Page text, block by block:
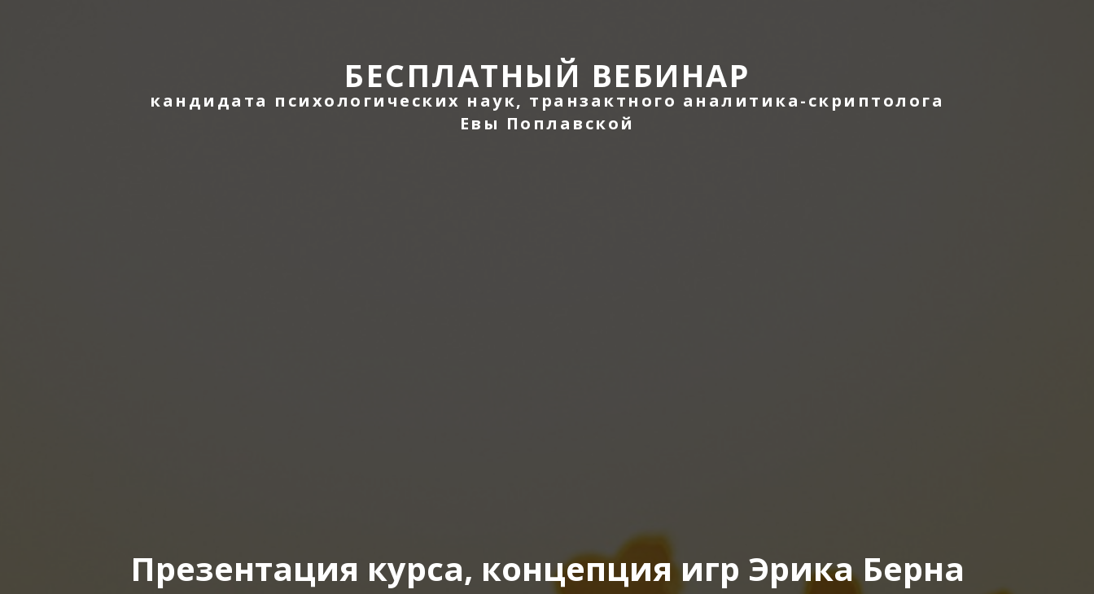
БЕСПЛАТНЫЙ ВЕБИНАР
кандидата психологических наук, транзактного аналитика-скриптолога
Евы Поплавской
Презентация курса, концепция игр Эрика Берна